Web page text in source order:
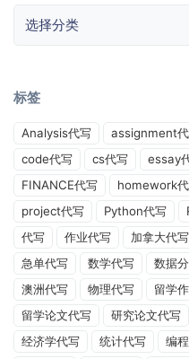
标签
Analysis代写 assignment
code代写
cs代写 essay
FINANCE代写
homework
project代写
Python代写
代写
作业代写 加拿大代写
急单代写
数学代写 数据
澳洲代写
物理代写 留学
留学论文代写
研究论文代写
经济学代写
统计代写 编